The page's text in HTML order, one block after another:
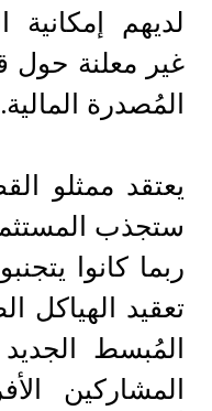
لديهم
غير معلنة حول
المُصدرة المالية.
يعتقد ممثلو
ستجذب
ربما كانوا
تعقيد الهياكل
المُبسط
المشاركين